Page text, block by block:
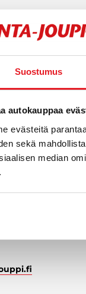
Suostumus
autokauppaa
evästeitä
sekä
median